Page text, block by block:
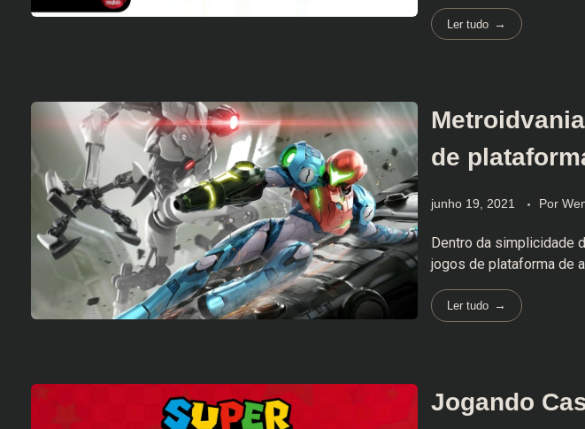
Ler tudo
de
junho 19, 2021 Por
Dentro da simplicidade
jogos de plataforma de
Ler tudo
Jogando